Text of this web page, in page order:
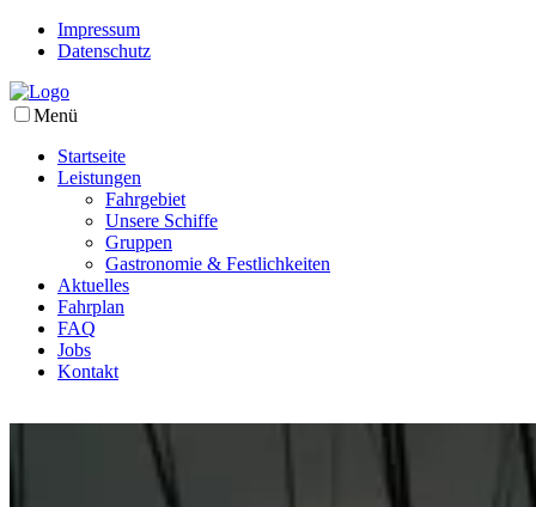
Impressum
Datenschutz
Menü
Startseite
Leistungen
Fahrgebiet
Unsere Schiffe
Gruppen
Gastronomie & Festlichkeiten
Aktuelles
Fahrplan
FAQ
Jobs
Kontakt